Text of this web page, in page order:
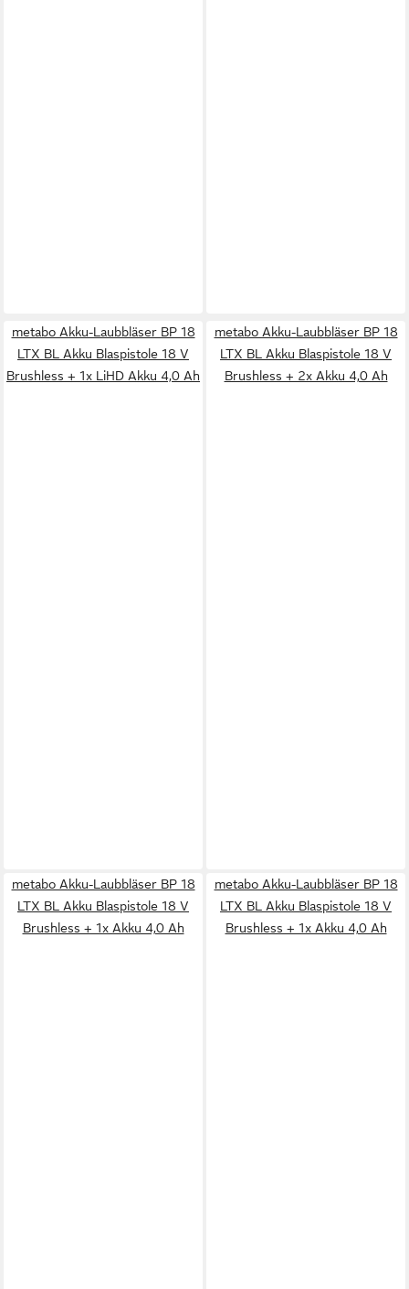
metabo Akku-Laubbläser BP 18
LTX BL Akku Blaspistole 18 V
Brushless + 1x LiHD Akku 4,0 Ah
metabo Akku-Laubbläser BP 18
LTX BL Akku Blaspistole 18 V
Brushless + 2x Akku 4,0 Ah
metabo Akku-Laubbläser BP 18
LTX BL Akku Blaspistole 18 V
Brushless + 1x Akku 4,0 Ah
metabo Akku-Laubbläser BP 18
LTX BL Akku Blaspistole 18 V
Brushless + 1x Akku 4,0 Ah